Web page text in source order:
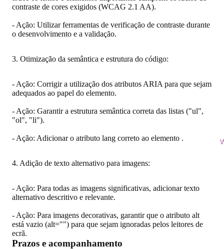
contraste de cores exigidos (WCAG 2.1 AA).
- Ação: Utilizar ferramentas de verificação de contraste durante
o desenvolvimento e a validação.
3. Otimização da semântica e estrutura do código:
- Ação: Corrigir a utilização dos atributos ARIA para que sejam
adequados ao papel do elemento.
- Ação: Garantir a estrutura semântica correta das listas ("ul",
"ol", "li").
- Ação: Adicionar o atributo lang correto ao elemento .
4. Adição de texto alternativo para imagens:
- Ação: Para todas as imagens significativas, adicionar texto
alternativo descritivo e relevante.
- Ação: Para imagens decorativas, garantir que o atributo alt
está vazio (alt="") para que sejam ignoradas pelos leitores de
ecrã.
Prazos e acompanhamento